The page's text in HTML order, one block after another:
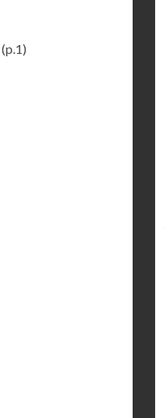
(p.1)